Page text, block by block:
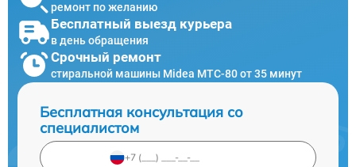
ремонт по желанию
Бесплатный выезд курьера
в день обращения
Срочный ремонт
стиральной машины Midea MTC-80 от 35 минут
Бесплатная консультация со
специалистом